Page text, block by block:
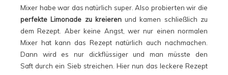
Mixer habe war das natürlich super. Also probierten wir die
perfekte Limonade zu kreierenund kamen schließlich zu
dem Rezept. Aber keine Angst, wer nur einen normalen
Mixer hat kann das Rezept natürlich auch nachmachen.
Dann wird es nur dickflüssiger und man müsste den
Saft durch ein Sieb streichen. Hier nun das leckere Rezept